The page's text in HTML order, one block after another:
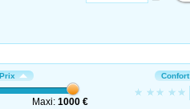
Prix
Maxi: 1000 €
Confort